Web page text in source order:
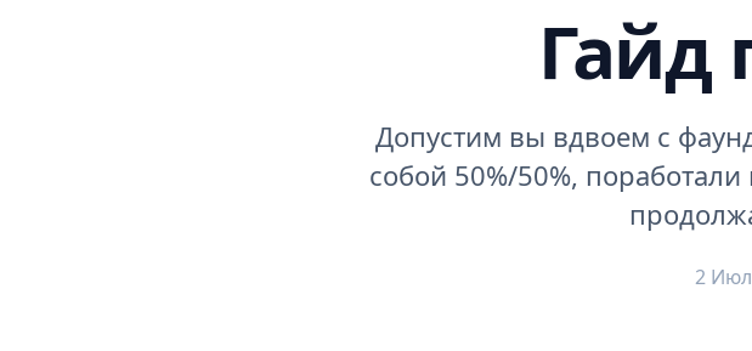
Гайд
Допустим вы вдвоем с
собой 50%/50%,
2